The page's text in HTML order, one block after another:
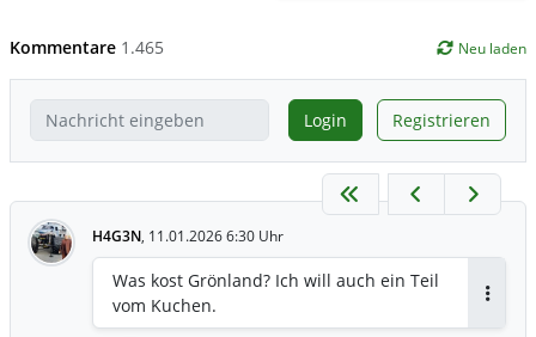
Kommentare 1.465 Neu laden
Login Registrieren
H4G3N, 11.01.2026 6:30 Uhr
Was kost Grönland? Ich will auch ein Teil
vom Kuchen.